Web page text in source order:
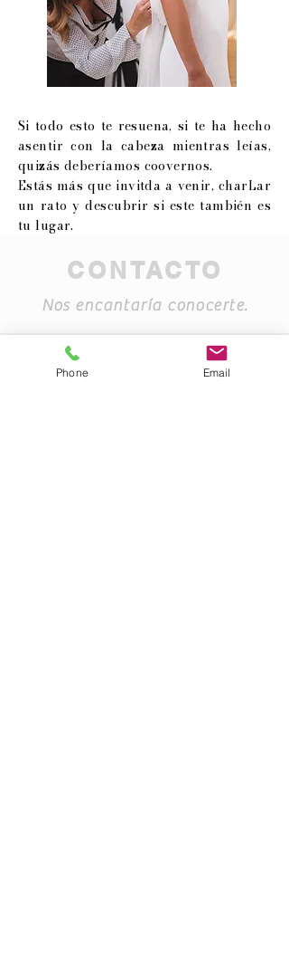
Si todo esto te resuena, si te ha hecho
asentir con la cabeza mientras leías,
quizás deberíamos coovernos.
Estás más que invitda a venir, charLar
un rato y descubrir si este también es
tu lugar.
CONTACTO
Nos encantaría conocerte.
Phone Email